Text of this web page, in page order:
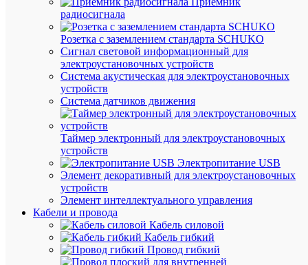
радиосигнала
Розетка с заземлением стандарта SCHUKO
Сигнал световой информационный для
электроустановочных устройств
Система акустическая для электроустановочных
устройств
Система датчиков движения
Таймер электронный для электроустановочных
устройств
Электропитание USB
Элемент декоративный для электроустановочных
устройств
Элемент интеллектуального управления
Кабели и провода
Кабель силовой
Кабель гибкий
Провод гибкий
Быстрый
NCH8-
25/40